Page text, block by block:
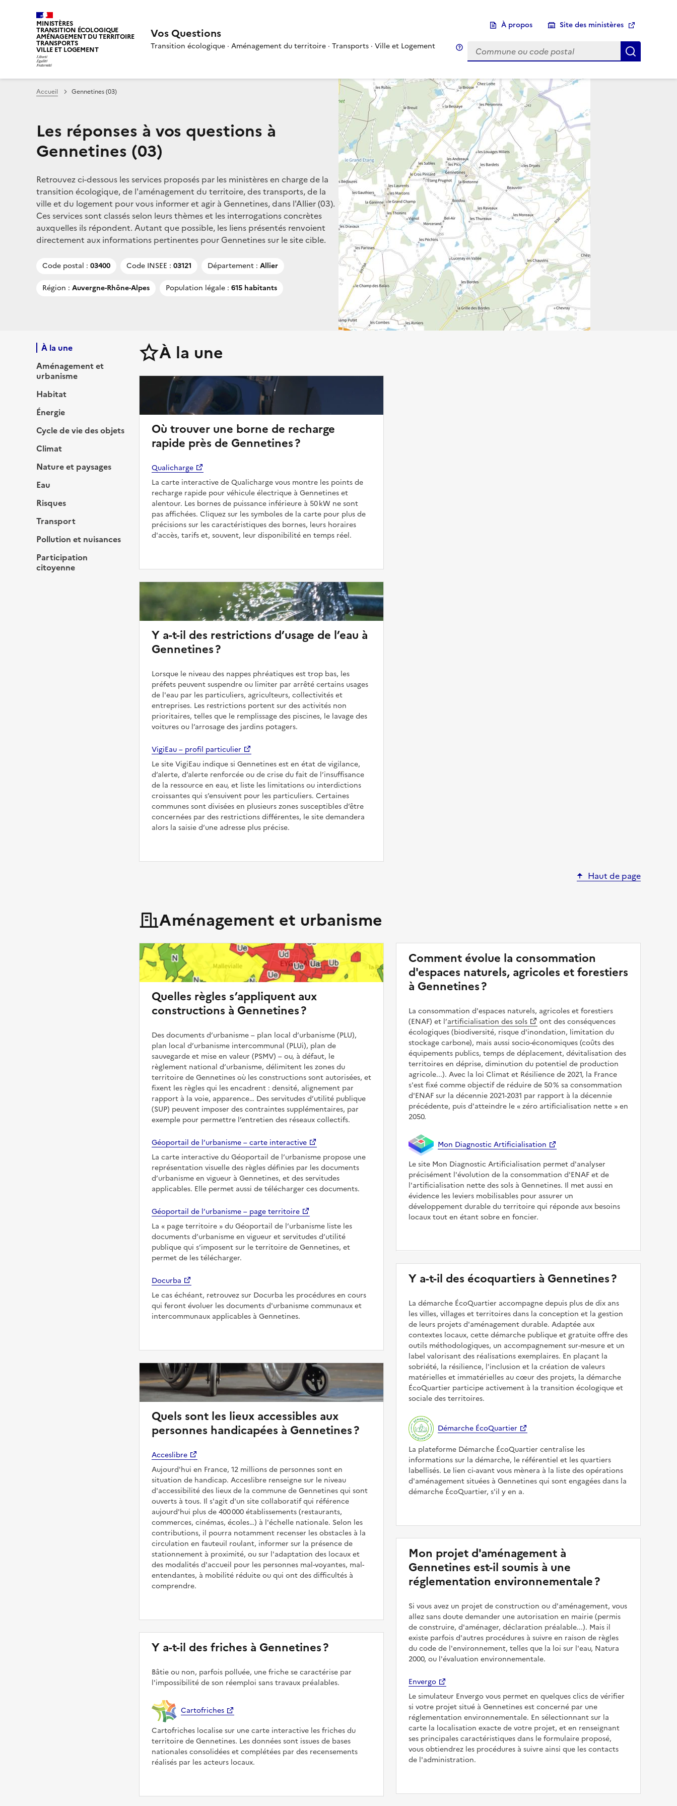
MINISTÈRES
TRANSITION ÉCOLOGIQUE
AMÉNAGEMENT DU TERRITOIRE
TRANSPORTS
VILLE ET LOGEMENT
Vos Questions
Transition écologique · Aménagement du territoire · Transports · Ville et Logement
À propos Site des ministères
Choix d'une commune
Infobulle
Accueil Gennetines (03)
Les réponses à vos questions à
Gennetines (03)
Retrouvez ci-dessous les services proposés par les ministères en charge de la
transition écologique, de l'aménagement du territoire, des transports, de la
ville et du logement pour vous informer et agir à Gennetines, dans l'Allier (03).
Ces services sont classés selon leurs thèmes et les interrogations concrètes
auxquelles ils répondent. Autant que possible, les liens présentés renvoient
directement aux informations pertinentes pour Gennetines sur le site cible.
Code postal : 03400 Code INSEE : 03121 Département : Allier
Région : Auvergne-Rhône-Alpes Population légale : 615 habitants
À la une
Aménagement et
urbanisme
Habitat
Énergie
Cycle de vie des objets
Climat
Nature et paysages
Eau
Risques
Transport
Pollution et nuisances
Participation
citoyenne
À la une
Où trouver une borne de recharge
rapide près de Gennetines ?
Qualicharge
La carte interactive de Qualicharge vous montre les points de
recharge rapide pour véhicule électrique à Gennetines et
alentour. Les bornes de puissance inférieure à 50 kW ne sont
pas affichées. Cliquez sur les symboles de la carte pour plus de
précisions sur les caractéristiques des bornes, leurs horaires
d'accès, tarifs et, souvent, leur disponibilité en temps réel.
Y a-t-il des restrictions d’usage de l’eau à
Gennetines ?
Lorsque le niveau des nappes phréatiques est trop bas, les
préfets peuvent suspendre ou limiter par arrêté certains usages
de l'eau par les particuliers, agriculteurs, collectivités et
entreprises. Les restrictions portent sur des activités non
prioritaires, telles que le remplissage des piscines, le lavage des
voitures ou l’arrosage des jardins potagers.
VigiEau – profil particulier
Le site VigiEau indique si Gennetines est en état de vigilance,
d’alerte, d’alerte renforcée ou de crise du fait de l’insuffisance
de la ressource en eau, et liste les limitations ou interdictions
croissantes qui s’ensuivent pour les particuliers. Certaines
communes sont divisées en plusieurs zones susceptibles d’être
concernées par des restrictions différentes, le site demandera
alors la saisie d’une adresse plus précise.
Haut de page
Aménagement et urbanisme
Quelles règles s’appliquent aux
constructions à Gennetines ?
Des documents d’urbanisme – plan local d’urbanisme (PLU),
plan local d’urbanisme intercommunal (PLUi), plan de
sauvegarde et mise en valeur (PSMV) – ou, à défaut, le
règlement national d’urbanisme, délimitent les zones du
territoire de Gennetines où les constructions sont autorisées, et
fixent les règles qui les encadrent : densité, alignement par
rapport à la voie, apparence… Des servitudes d’utilité publique
(SUP) peuvent imposer des contraintes supplémentaires, par
exemple pour permettre l’entretien des réseaux collectifs.
Géoportail de l’urbanisme – carte interactive
La carte interactive du Géoportail de l’urbanisme propose une
représentation visuelle des règles définies par les documents
d’urbanisme en vigueur à Gennetines, et des servitudes
applicables. Elle permet aussi de télécharger ces documents.
Géoportail de l’urbanisme – page territoire
La
page territoire
du Géoportail de l’urbanisme liste les
documents d’urbanisme en vigueur et servitudes d’utilité
publique qui s’imposent sur le territoire de Gennetines, et
permet de les télécharger.
Docurba
Le cas échéant, retrouvez sur Docurba les procédures en cours
qui feront évoluer les documents d'urbanisme communaux et
intercommunaux applicables à Gennetines.
Quels sont les lieux accessibles aux
personnes handicapées à Gennetines ?
Acceslibre
Aujourd'hui en France, 12 millions de personnes sont en
situation de handicap. Acceslibre renseigne sur le niveau
d'accessibilité des lieux de la commune de Gennetines qui sont
ouverts à tous. Il s'agit d'un site collaboratif qui référence
aujourd'hui plus de 400 000 établissements (restaurants,
commerces, cinémas, écoles…) à l'échelle nationale. Selon les
contributions, il pourra notamment recenser les obstacles à la
circulation en fauteuil roulant, informer sur la présence de
stationnement à proximité, ou sur l'adaptation des locaux et
des modalités d'accueil pour les personnes mal-voyantes, mal-
entendantes, à mobilité réduite ou qui ont des difficultés à
comprendre.
Y a-t-il des friches à Gennetines ?
Bâtie ou non, parfois polluée, une friche se caractérise par
l'impossibilité de son réemploi sans travaux préalables.
Cartofriches
Cartofriches localise sur une carte interactive les friches du
territoire de Gennetines. Les données sont issues de bases
nationales consolidées et complétées par des recensements
réalisés par les acteurs locaux.
Comment évolue la consommation
d'espaces naturels, agricoles et forestiers
à Gennetines ?
La consommation d'espaces naturels, agricoles et forestiers
(ENAF) et l’artificialisation des sols
ont des conséquences
écologiques (biodiversité, risque d'inondation, limitation du
stockage carbone), mais aussi socio-économiques (coûts des
équipements publics, temps de déplacement, dévitalisation des
territoires en déprise, diminution du potentiel de production
agricole...). Avec la loi Climat et Résilience de 2021, la France
s'est fixé comme objectif de réduire de 50 % sa consommation
d'ENAF sur la décennie 2021-2031 par rapport à la décennie
précédente, puis d'atteindre le zéro artificialisation nette en
2050.
Mon Diagnostic Artificialisation
Le site Mon Diagnostic Artificialisation permet d'analyser
précisément l'évolution de la consommation d'ENAF et de
l'artificialisation nette des sols à Gennetines. Il met aussi en
évidence les leviers mobilisables pour assurer un
développement durable du territoire qui réponde aux besoins
locaux tout en étant sobre en foncier.
Y a-t-il des écoquartiers à Gennetines ?
La démarche ÉcoQuartier accompagne depuis plus de dix ans
les villes, villages et territoires dans la conception et la gestion
de leurs projets d'aménagement durable. Adaptée aux
contextes locaux, cette démarche publique et gratuite offre des
outils méthodologiques, un accompagnement sur-mesure et un
label valorisant des réalisations exemplaires. En plaçant la
sobriété, la résilience, l'inclusion et la création de valeurs
matérielles et immatérielles au cœur des projets, la démarche
ÉcoQuartier participe activement à la transition écologique et
sociale des territoires.
Démarche ÉcoQuartier
La plateforme Démarche ÉcoQuartier centralise les
informations sur la démarche, le référentiel et les quartiers
labellisés. Le lien ci-avant vous mènera à la liste des opérations
d'aménagement situées à Gennetines qui sont engagées dans la
démarche ÉcoQuartier, s'il y en a.
Mon projet d'aménagement à
Gennetines est-il soumis à une
réglementation environnementale ?
Si vous avez un projet de construction ou d'aménagement, vous
allez sans doute demander une autorisation en mairie (permis
de construire, d'aménager, déclaration préalable...). Mais il
existe parfois d'autres procédures à suivre en raison de règles
du code de l'environnement, telles que la loi sur l'eau, Natura
2000, ou l'évaluation environnementale.
Envergo
Le simulateur Envergo vous permet en quelques clics de vérifier
si votre projet situé à Gennetines est concerné par une
réglementation environnementale. En sélectionnant sur la
carte la localisation exacte de votre projet, et en renseignant
ses principales caractéristiques dans le formulaire proposé,
vous obtiendrez les procédures à suivre ainsi que les contacts
de l'administration.